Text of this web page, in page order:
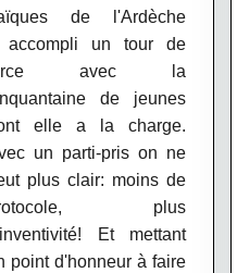
de l'Ardèche
accompli un tour de
avec la
de jeunes
elle a la charge.
un parti-pris on ne
plus clair: moins de
plus
Et mettant
point d'honneur à faire